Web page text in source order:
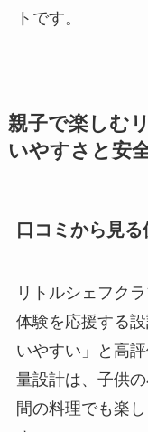
トです。
親子で楽しむ
いやすさと安
口コミから見
リトルシェフク
体験を応援する
いやすい」と高
量設計は、子供
間の料理でも楽